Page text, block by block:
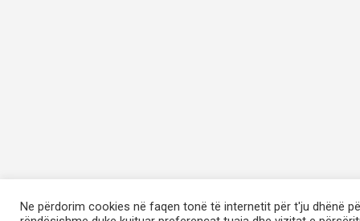
Ne përdorim cookies në faqen tonë të internetit për t'ju dhënë